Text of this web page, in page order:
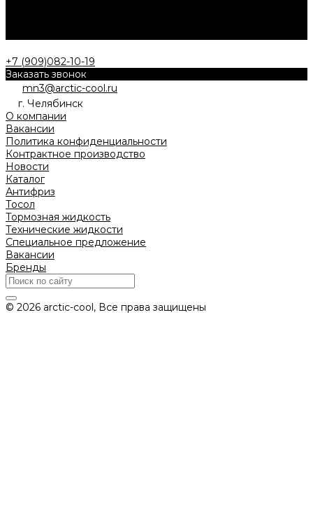
+7 (909)082-10-19
Заказать звонок
mn3@arctic-cool.ru
г. Челябинск
О компании
Вакансии
Политика конфиденциальности
Контрактное производство
Новости
Каталог
Антифриз
Тосол
Тормозная жидкость
Технические жидкости
Специальное предложение
Вакансии
Бренды
© 2026 arctic-cool, Все права защищены